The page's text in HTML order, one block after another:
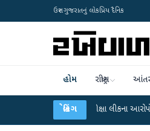
ઉત્તર ગુજરાતનું લોકપ્રિય દૈનિક
હોમ રાષ્ટ્રીય
બ્રેકિંગ
NET પરીક્ષા લીકના આરોપો પર રાહુલ ગાંધીએ